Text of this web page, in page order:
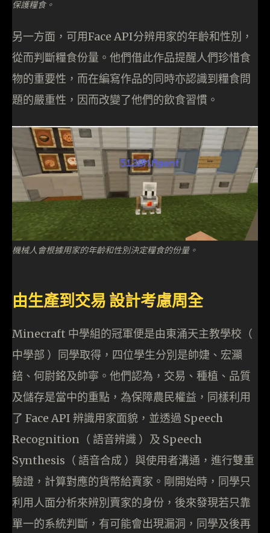
保護糧食。
另一方面，可用Face API分辨用家的年齡和性別，
從而判斷糧食份量。他們借此作品提醒人們珍惜食
物的重要性，而在編寫作品的同時亦認識到糧食問
題的嚴重性，因而改變了他們的飲食習慣。
機械人會根據用家的年齡和性別決定糧食的份量。
由生產到交易 設計考慮周全
Minecraft 中學組的冠軍便是由東涌天主教學校（
中學部 ）同學取得，四位學生分別是帥婕、宏灦
錇、何尉銘及帥寧。他們認為，交易、種植、品質
及儲存是當中的重點，為保障農民權益，同樣利用
了 Face API 辨識用家面貌，並透過 Speech
Recognition（ 語音辨識 ）及 Speech
Synthesis（ 語音合成 ）與使用者溝通，進行雙重
驗證，計算對應的貨幣給賣家。剛開始時，同學只
利用人面分析來辨別賣家的身份，後來發現若只靠
單一的系統判斷，有可能會出現漏洞，同學及後再